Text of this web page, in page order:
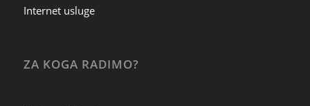
Internet usluge
ZA KOGA RADIMO?